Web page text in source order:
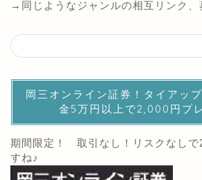
→同じようなジャンルの相互リンク、
岡三オンライン証券！タイアッ
金5万円以上で2,000円プ
期間限定！ 取引なし！リスクなしで
すね♪